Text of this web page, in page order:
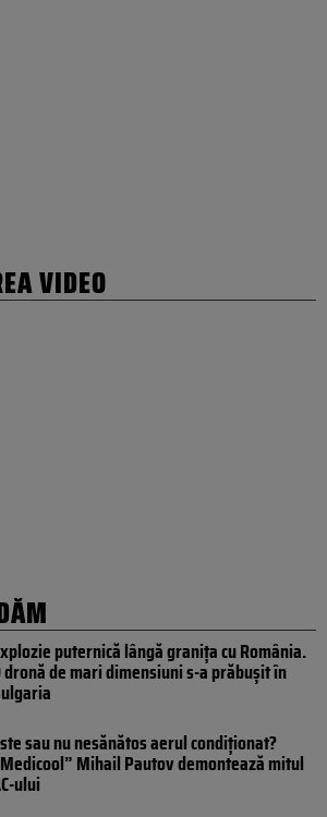
VIDEO
puternică lângă granița cu România.
dronă de mari dimensiuni s-a prăbușit în
sau nu nesănătos aerul condiționat?
Mihail Pautov demontează mitul
ului